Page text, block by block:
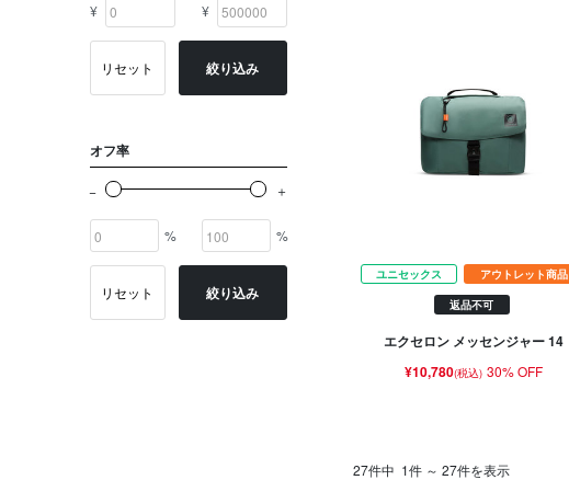
¥ ¥
リセット 絞り込み
オフ率
% %
リセット 絞り込み
ユニセックス アウトレット商品
返品不可
エクセロン メッセンジャー 14
¥10,780(税込) 30% OFF
27件中 1件 ～ 27件を表示